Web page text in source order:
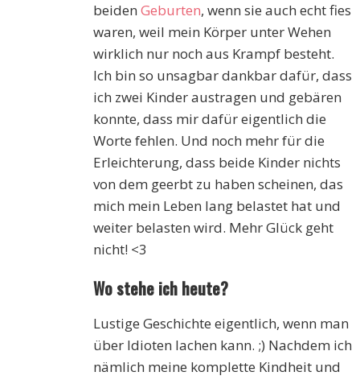
beidenGeburten, wenn sie auch echt fies
waren, weil mein Körper unter Wehen
wirklich nur noch aus Krampf besteht.
Ich bin so unsagbar dankbar dafür, dass
ich zwei Kinder austragen und gebären
konnte, dass mir dafür eigentlich die
Worte fehlen. Und noch mehr für die
Erleichterung, dass beide Kinder nichts
von dem geerbt zu haben scheinen, das
mich mein Leben lang belastet hat und
weiter belasten wird. Mehr Glück geht
nicht! <3
Wo stehe ich heute?
Lustige Geschichte eigentlich, wenn man
über Idioten lachen kann. ;) Nachdem ich
nämlich meine komplette Kindheit und